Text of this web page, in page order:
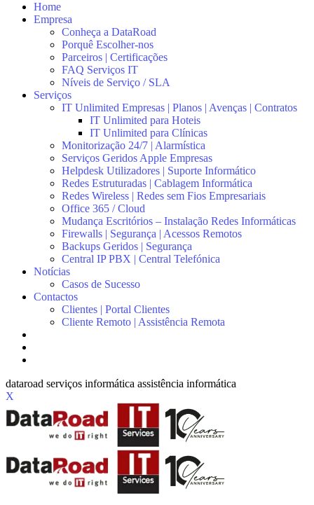
Home
Empresa
Conheça a DataRoad
Porquê Escolher-nos
Parceiros | Certificações
FAQ Serviços IT
Níveis de Serviço / SLA
Serviços
IT Unlimited Empresas | Planos | Avenças | Contratos
IT Unlimited para Hoteis
IT Unlimited para Clínicas
Monitorização 24/7 | Alarmística
Serviços Geridos Apple Empresas
Helpdesk Utilizadores | Suporte Informático
Redes Estruturadas | Cablagem Informática
Redes Wireless | Redes sem Fios Empresariais
Office 365 / Cloud
Mudança Escritórios – Instalação Redes Informáticas
Firewalls | Segurança | Acessos Remotos
Backups Geridos | Segurança
Central IP PBX | Central Telefónica
Notícias
Casos de Sucesso
Contactos
Clientes | Portal Clientes
Cliente Remoto | Assistência Remota
X